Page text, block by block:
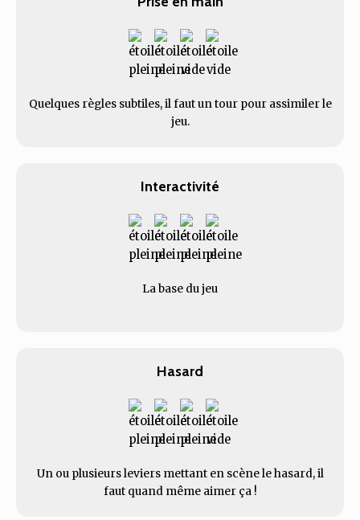
Quelques règles subtiles, il faut un tour pour assimiler le
jeu.
Interactivité
La base du jeu
Hasard
Un ou plusieurs leviers mettant en scène le hasard, il
faut quand même aimer ça !